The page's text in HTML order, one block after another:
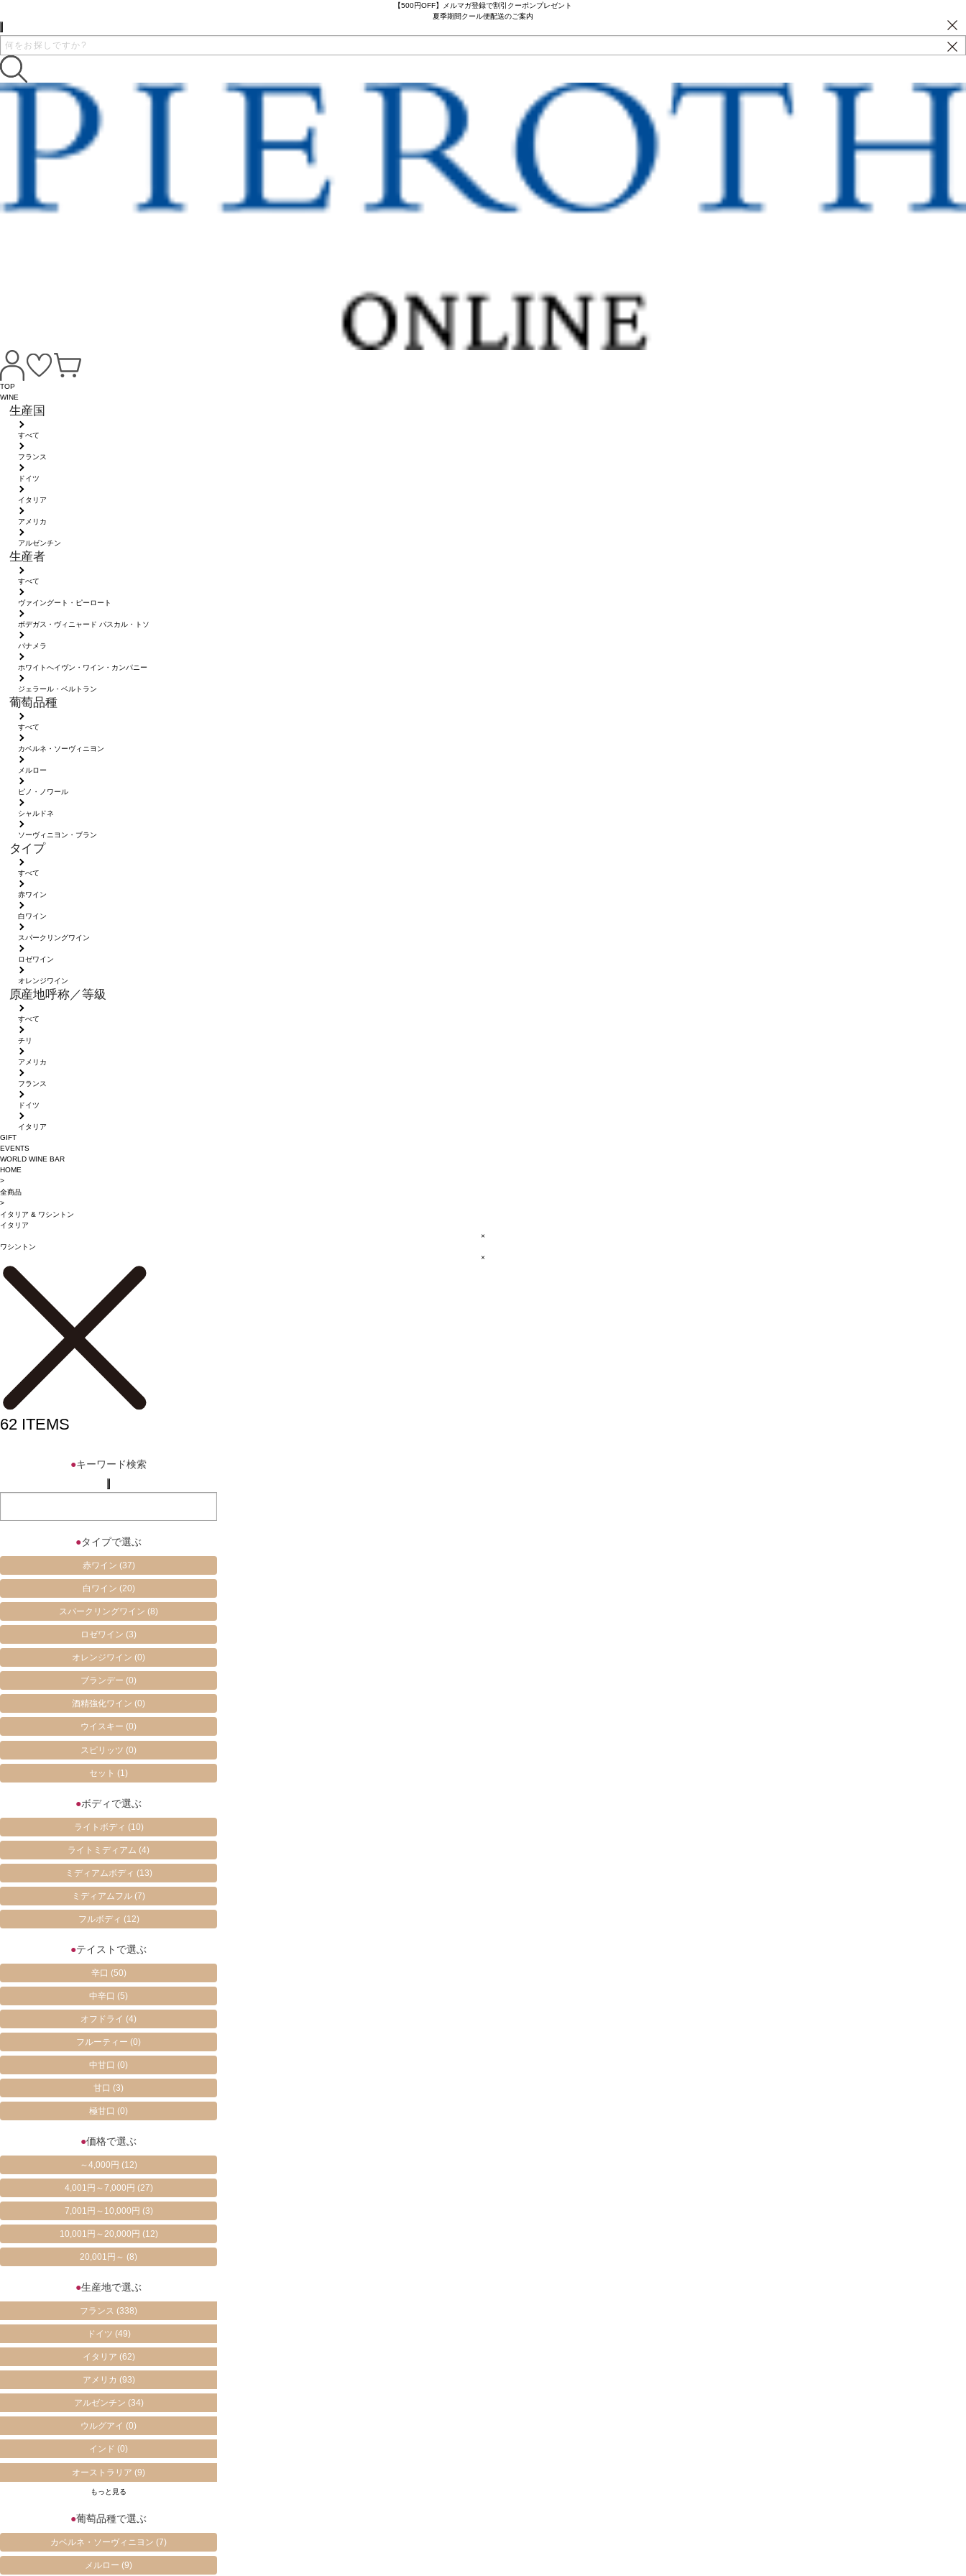
【500円OFF】メルマガ登録で割引クーポンプレゼント
夏季期間クール便配送のご案内
TOP
WINE
生産国
すべて
フランス
ドイツ
イタリア
アメリカ
アルゼンチン
生産者
すべて
ヴァイングート・ピーロート
ボデガス・ヴィニャード パスカル・トソ
パナメラ
ホワイトへイヴン・ワイン・カンパニー
ジェラール・ベルトラン
葡萄品種
すべて
カベルネ・ソーヴィニヨン
メルロー
ピノ・ノワール
シャルドネ
ソーヴィニヨン・ブラン
タイプ
すべて
赤ワイン
白ワイン
スパークリングワイン
ロゼワイン
オレンジワイン
原産地呼称／等級
すべて
チリ
アメリカ
フランス
ドイツ
イタリア
GIFT
EVENTS
WORLD WINE BAR
HOME
>
全商品
>
イタリア & ワシントン
イタリア
×
ワシントン
×
62ITEMS
●キーワード検索
●タイプで選ぶ
赤ワイン (37)
白ワイン (20)
スパークリングワイン(8)
ロゼワイン(3)
オレンジワイン(0)
ブランデー(0)
酒精強化ワイン(0)
ウイスキー(0)
スピリッツ(0)
セット(1)
●ボディで選ぶ
ライトボディ (10)
ライトミディアム(4)
ミディアムボディ (13)
ミディアムフル(7)
フルボディ (12)
●テイストで選ぶ
辛口 (50)
中辛口(5)
オフドライ(4)
フルーティー(0)
中甘口(0)
甘口(3)
極甘口(0)
●価格で選ぶ
～4,000円(12)
4,001円～7,000円 (27)
7,001円～10,000円 (3)
10,001円～20,000円 (12)
20,001円～(8)
●生産地で選ぶ
フランス(338)
ドイツ (49)
イタリア (62)
アメリカ (93)
アルゼンチン (34)
ウルグアイ(0)
インド(0)
オーストラリア(9)
もっと見る
●葡萄品種で選ぶ
カベルネ・ソーヴィニヨン(7)
メルロー(9)